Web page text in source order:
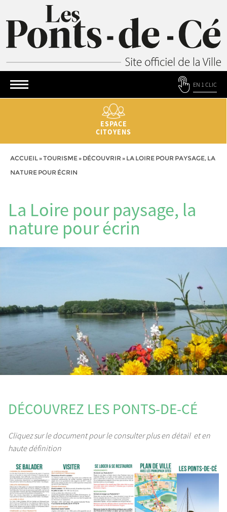
EN 1 CLIC
ESPACE
CITOYENS
ACCUEIL»TOURISME» DÉCOUVRIR » LA LOIRE POUR PAYSAGE, LA
NATURE POUR ÉCRIN
La Loire pour paysage, la
nature pour écrin
DÉCOUVREZ LES PONTS-DE-CÉ
Cliquez sur le document pour le consulter plus en détail et en
haute définition